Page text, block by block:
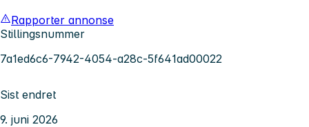
Rapporter annonse
Stillingsnummer
7a1ed6c6-7942-4054-a28c-5f641ad00022
Sist endret
9. juni 2026